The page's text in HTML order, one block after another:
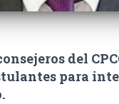
del
para